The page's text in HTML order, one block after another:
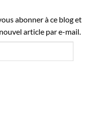
abonner à ce blog et
article par e-mail.